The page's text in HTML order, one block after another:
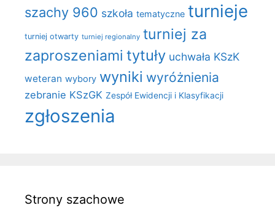
szachy 960 szkoła tematyczne turnieje
turniej otwarty turniej regionalny turniej za
zaproszeniami tytuły uchwała KSzK
weteran wybory wyniki wyróżnienia
zebranie KSzGK Zespół Ewidencji i Klasyfikacji
zgłoszenia
Strony szachowe